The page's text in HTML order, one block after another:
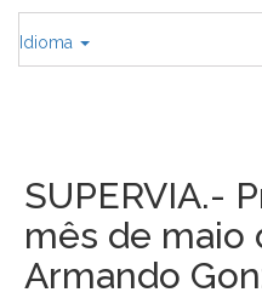
Idioma
SUPERVIA.-
mês de maio
Armando